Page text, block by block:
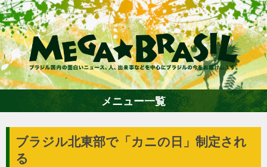
メニュー一覧
ブラジル北東部で「カニの日」制定され
る